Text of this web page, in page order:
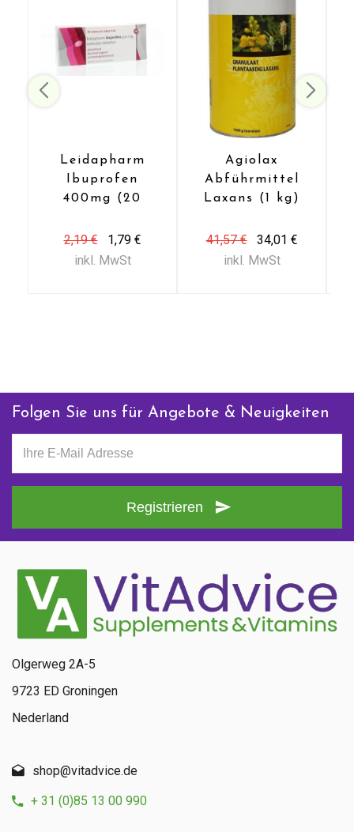
Nicht während der Schwangerschaft und/oder Stillzeit
anwenden, ausser in Absprache mit Ihrem verschreibenden
Novo Lumen BV
Anfrage zu diesem Produkt
Kontaktieren Sie uns
+ 31 (0)85 13 00 990
Leidapharm
Ibuprofen
400mg (20
2,19 €
1,79 €
inkl. MwSt
Agiolax
Abführmittel
Laxans (1 kg)
41,57 €
34,01 €
inkl. MwSt
Folgen Sie uns für Angebote & Neuigkeiten
Registrieren
Olgerweg 2A-5
9723 ED Groningen
Nederland
shop@vitadvice.de
+ 31 (0)85 13 00 990